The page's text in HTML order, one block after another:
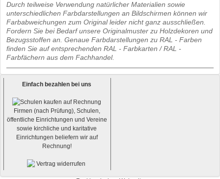
Durch teilweise Verwendung natürlicher Materialien sowie
unterschiedlichen Farbdarstellungen an Bildschirmen können wir
Farbabweichungen zum Original leider nicht ganz ausschließen.
Fordern Sie bei Bedarf unsere Originalmuster zu Holzdekoren und
Bezugsstoffen an. Genaue Farbdarstellungen zu RAL - Farben
finden Sie auf entsprechenden RAL - Farbkarten / RAL -
Farbfächern aus dem Fachhandel.
Einfach bezahlen bei uns
Firmen (nach Prüfung), Schulen,
öffentliche Einrichtungen und Vereine
sowie kirchliche und karitative
Einrichtungen beliefern wir auf
Rechnung!